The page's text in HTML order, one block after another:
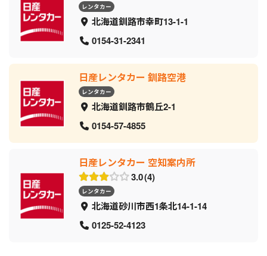
レンタカー
北海道釧路市幸町13-1-1
0154-31-2341
日産レンタカー 釧路空港
レンタカー
北海道釧路市鶴丘2-1
0154-57-4855
日産レンタカー 空知案内所
3.0 4
レンタカー
北海道砂川市西1条北14-1-14
0125-52-4123